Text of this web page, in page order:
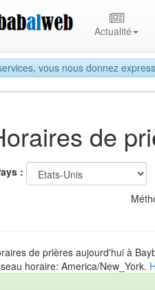
vous nous donnez
Actualité
de
:
de prières aujourd'hui à
horaire: America/New_York.